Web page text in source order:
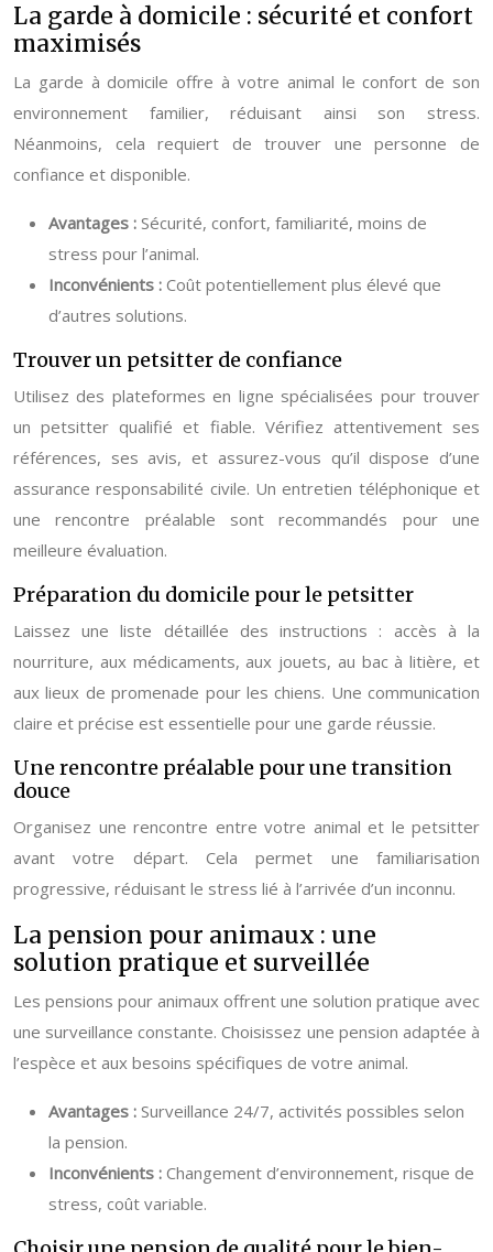
La garde à domicile : sécurité et confort
maximisés
La garde à domicile offre à votre animal le confort de son
environnement familier, réduisant ainsi son stress.
Néanmoins, cela requiert de trouver une personne de
confiance et disponible.
Avantages : Sécurité, confort, familiarité, moins de
stress pour l’animal.
Inconvénients : Coût potentiellement plus élevé que
d’autres solutions.
Trouver un petsitter de confiance
Utilisez des plateformes en ligne spécialisées pour trouver
un petsitter qualifié et fiable. Vérifiez attentivement ses
références, ses avis, et assurez-vous qu’il dispose d’une
assurance responsabilité civile. Un entretien téléphonique et
une rencontre préalable sont recommandés pour une
meilleure évaluation.
Préparation du domicile pour le petsitter
Laissez une liste détaillée des instructions : accès à la
nourriture, aux médicaments, aux jouets, au bac à litière, et
aux lieux de promenade pour les chiens. Une communication
claire et précise est essentielle pour une garde réussie.
Une rencontre préalable pour une transition
douce
Organisez une rencontre entre votre animal et le petsitter
avant votre départ. Cela permet une familiarisation
progressive, réduisant le stress lié à l’arrivée d’un inconnu.
La pension pour animaux : une
solution pratique et surveillée
Les pensions pour animaux offrent une solution pratique avec
une surveillance constante. Choisissez une pension adaptée à
l’espèce et aux besoins spécifiques de votre animal.
Avantages : Surveillance 24/7, activités possibles selon
la pension.
Inconvénients : Changement d’environnement, risque de
stress, coût variable.